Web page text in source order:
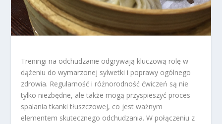
Treningi na odchudzanie odgrywają kluczową rolę w
dążeniu do wymarzonej sylwetki i poprawy ogólnego
zdrowia. Regularność i różnorodność ćwiczeń są nie
tylko niezbędne, ale także mogą przyspieszyć proces
spalania tkanki tłuszczowej, co jest ważnym
elementem skutecznego odchudzania. W połączeniu z